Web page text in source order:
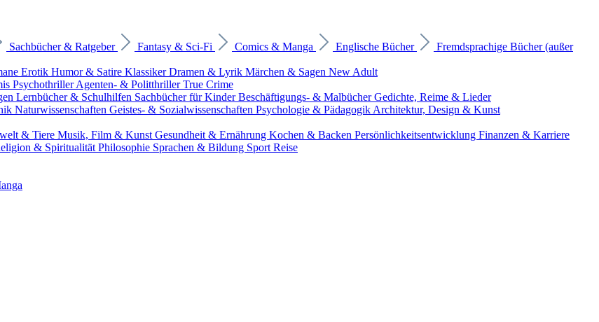
Sachbücher & Ratgeber Fantasy & Sci-Fi Comics & Manga Englische Bücher
Fremdsprachige Bücher (außer
Erotik Humor & Satire KlassikerDramen & Lyrik Märchen & Sagen New Adult
PsychothrillerAgenten- & PolitthrillerTrue Crime
Lernbücher & Schulhilfen Sachbücher für KinderBeschäftigungs- & MalbücherGedichte, Reime & Lieder
Naturwissenschaften Geistes- & Sozialwissenschaften Psychologie & Pädagogik Architektur, Design & Kunst
& Tiere Musik, Film & Kunst Gesundheit & Ernährung Kochen & Backen Persönlichkeitsentwicklung Finanzen & Karriere
& Spiritualität Philosophie Sprachen & Bildung Sport Reise